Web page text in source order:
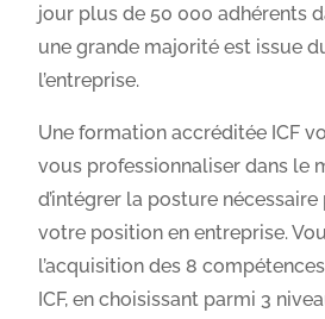
jour plus de 50 000 adhérents
une grande majorité est issue
l’entreprise.
Une formation accréditée ICF
vous professionnaliser dans le
d’intégrer la posture
votre position en entreprise.
l’acquisition des 8
ICF, en choisissant parmi 3